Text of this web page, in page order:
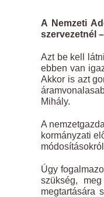
Image
A Nemzeti
szervezetnél
Azt be kell
ebben van
Akkor is azt
Mihály.
A
kormányzati
Úgy
szükség,
megtartására